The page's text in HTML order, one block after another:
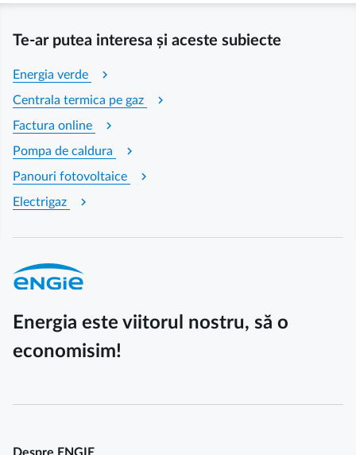
Te-ar putea interesa și aceste subiecte
Energia verde chevron_right
Centrala termica pe gaz chevron_right
Factura online chevron_right
Pompa de caldura chevron_right
Panouri fotovoltaice chevron_right
Electrigaz chevron_right
Energia este viitorul nostru, să o
economisim!
Despre ENGIE